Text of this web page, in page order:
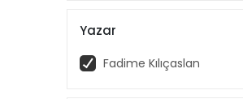
Yazar
Fadime Kılıçaslan